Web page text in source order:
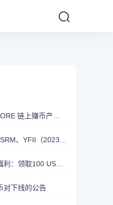
币安升级KOL新人福利：领取100 USDT迎新奖励
对下线的公告